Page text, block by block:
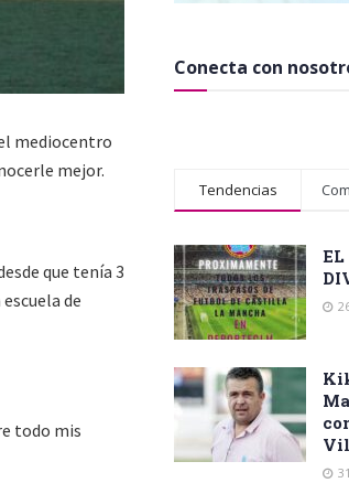
mediocentro
mejor.
que tenía 3
de
todo mis
Conecta con
Tendencias
EL